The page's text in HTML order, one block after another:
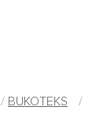
/ BUKOTEKS
/